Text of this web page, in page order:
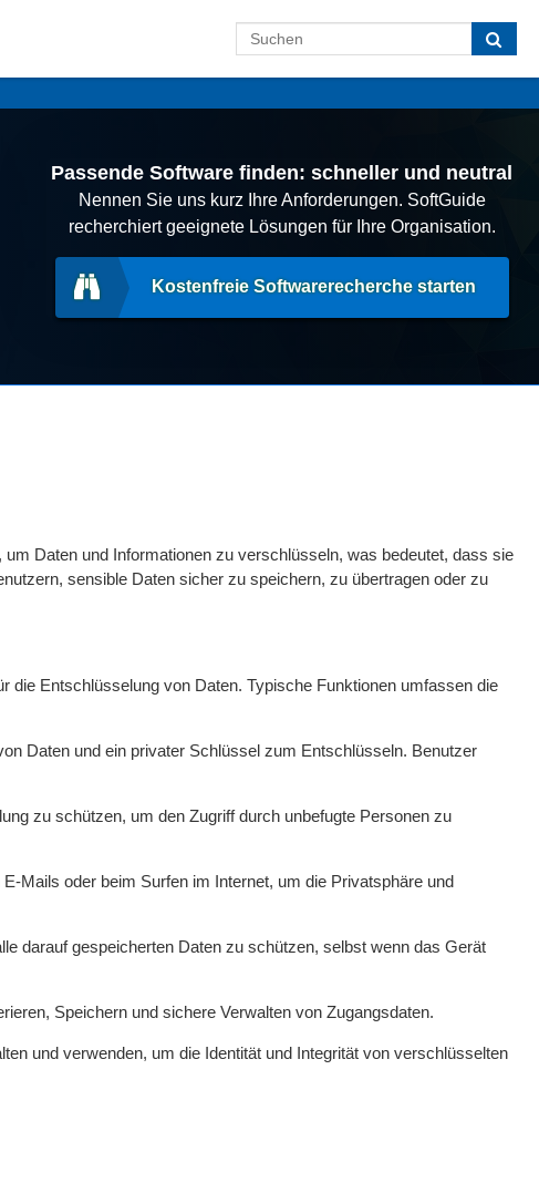
Passende Software finden: schneller und neutral
Nennen Sie uns kurz Ihre Anforderungen. SoftGuide
recherchiert geeignete Lösungen für Ihre Organisation.
Kostenfreie Softwarerecherche starten
Daten und Informationen zu verschlüsseln, was bedeutet, dass sie
sensible Daten sicher zu speichern, zu übertragen oder zu
Entschlüsselung von Daten. Typische Funktionen umfassen die
Daten und ein privater Schlüssel zum Entschlüsseln. Benutzer
zu schützen, um den Zugriff durch unbefugte Personen zu
Mails oder beim Surfen im Internet, um die Privatsphäre und
darauf gespeicherten Daten zu schützen, selbst wenn das Gerät
Speichern und sichere Verwalten von Zugangsdaten.
und verwenden, um die Identität und Integrität von verschlüsselten